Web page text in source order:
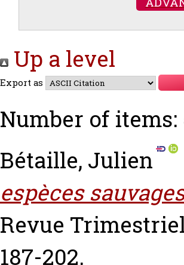
Up a level
Export as
Number of items:
Bétaille, Julien
espèces
Revue
187-202.